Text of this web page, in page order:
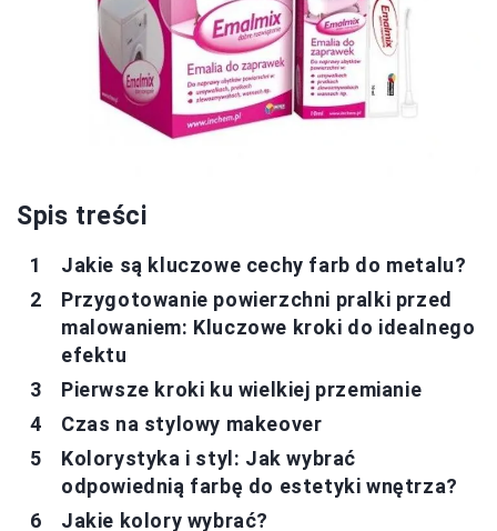
Spis treści
Jakie są kluczowe cechy farb do metalu?
Przygotowanie powierzchni pralki przed
malowaniem: Kluczowe kroki do idealnego
efektu
Pierwsze kroki ku wielkiej przemianie
Czas na stylowy makeover
Kolorystyka i styl: Jak wybrać
odpowiednią farbę do estetyki wnętrza?
Jakie kolory wybrać?